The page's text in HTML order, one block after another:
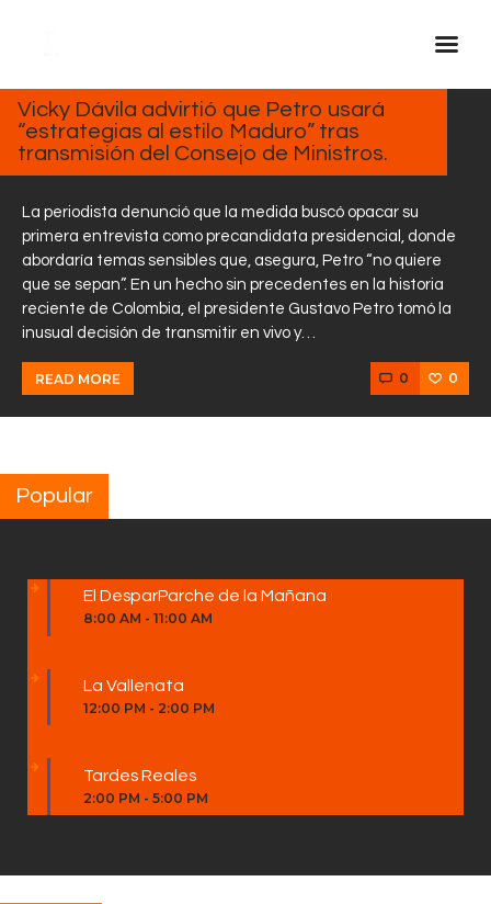
Inicio Real FM
Streaming
En Vivo
Descarga La APP
Programas
Noticias
Equipo
Sobre Nosotros
5, 2025
Vicky Dávila advirtió que Petro usará
“estrategias al estilo Maduro” tras
transmisión del Consejo de Ministros.
La periodista denunció que la medida buscó opacar su
primera entrevista como precandidata presidencial, donde
abordaría temas sensibles que, asegura, Petro “no quiere
que se sepan”. En un hecho sin precedentes en la historia
reciente de Colombia, el presidente Gustavo Petro tomó la
inusual decisión de transmitir en vivo y…
READ MORE 0 0
Popular
El DesparParche de la Mañana
8:00 AM - 11:00 AM
La Vallenata
12:00 PM - 2:00 PM
Tardes Reales
2:00 PM - 5:00 PM